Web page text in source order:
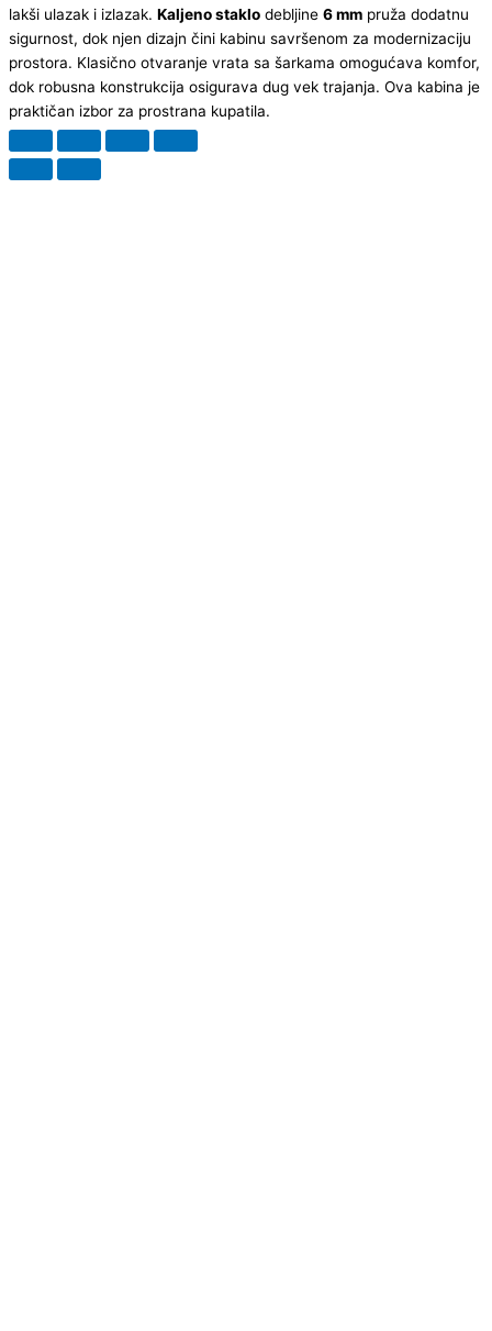
lakši ulazak i izlazak. Kaljeno staklo debljine 6 mm pruža dodatnu
sigurnost, dok njen dizajn čini kabinu savršenom za modernizaciju
prostora. Klasično otvaranje vrata sa šarkama omogućava komfor,
dok robusna konstrukcija osigurava dug vek trajanja. Ova kabina je
praktičan izbor za prostrana kupatila.